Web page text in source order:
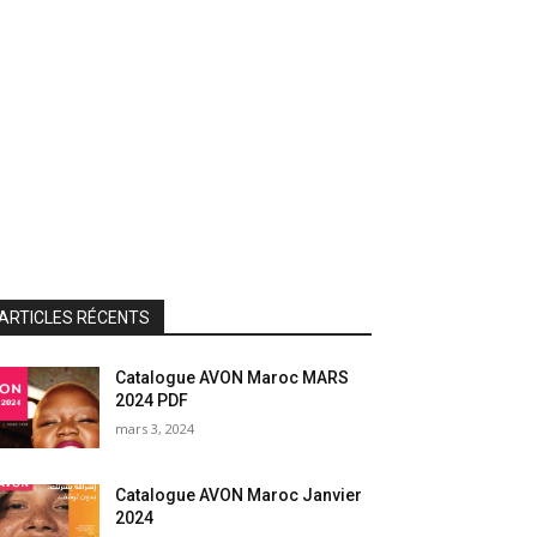
RÉCENTS
Catalogue AVON Maroc MARS
2024 PDF
mars 3, 2024
Catalogue AVON Maroc Janvier
2024